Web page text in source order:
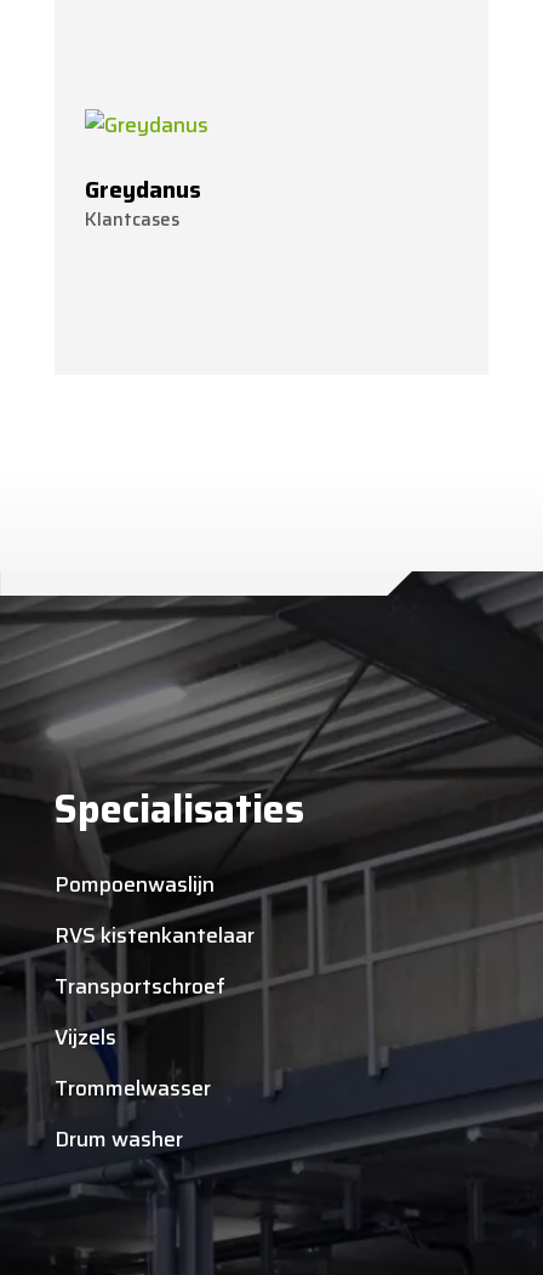
Greydanus
Klantcases
Specialisaties
Pompoenwaslijn
RVS kistenkantelaar
Transportschroef
Vijzels
Trommelwasser
Drum washer